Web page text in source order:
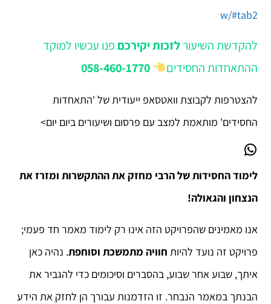
w/#tab2
להקדשת השיעורלזכות יקירכם פנו עכשיו למוקד
ההתאחדות החסידים
058-460-1770
להצטרפות לקבוצת וואטסאפ ייעודית של 'התאחדות
החסידים' מותאמת למצב עם פרסום ושיעורים ביום יום>
לימוד החסידות של הרבי מחזק את ההתקשרות ומזרז את
הנצחון והגאולה!
אנו מאמינים שהפרויקט הזה אינו רק לימוד מאמר חד פעמי;
פרויקט זה נועד להיות חוויה מתמשכת וסוחפת. נהיה כאן
איתך, שבוע אחר שבוע, בהסברים וסיכומים כדי להגביר את
הבנתך במאמר הנבחר. זו הזדמנות עבורך הן לחזק את הידע